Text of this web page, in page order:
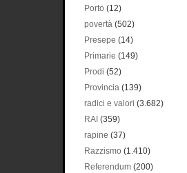
Porto (12)
povertà (502)
Presepe (14)
Primarie (149)
Prodi (52)
Provincia (139)
radici e valori (3.682)
RAI (359)
rapine (37)
Razzismo (1.410)
Referendum (200)